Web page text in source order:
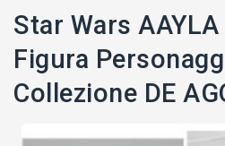
Star Wars AAYLA
Figura
Collezione DE